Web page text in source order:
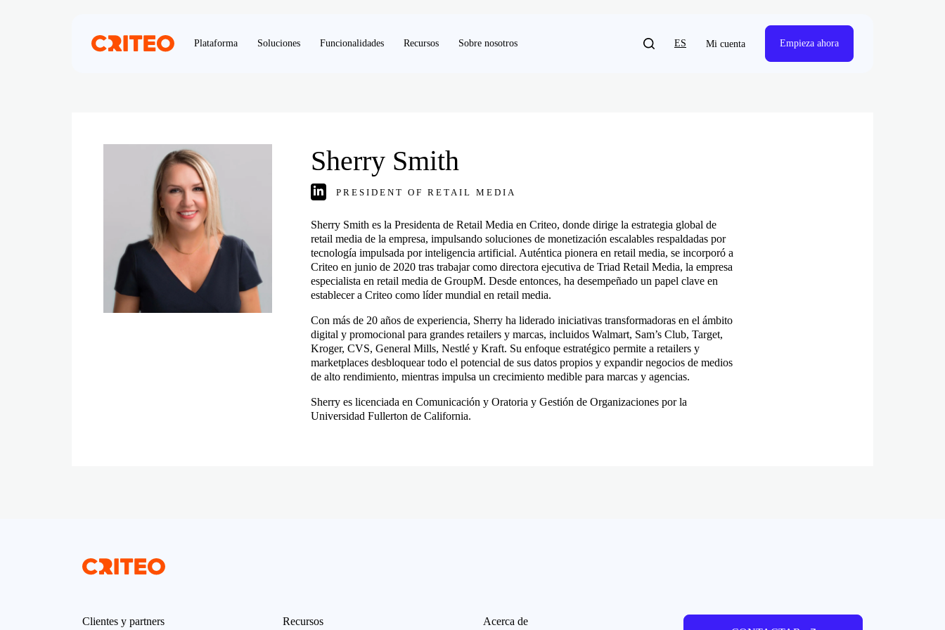
Plataforma Soluciones Funcionalidades Recursos Sobre nosotros ES Mi cuenta Empieza ahora
Sherry Smith
PRESIDENT OF RETAIL MEDIA
Sherry Smith es la Presidenta de Retail Media en Criteo, donde dirige la estrategia global de
retail media de la empresa, impulsando soluciones de monetización escalables respaldadas por
tecnología impulsada por inteligencia artificial. Auténtica pionera en retail media, se incorporó a
Criteo en junio de 2020 tras trabajar como directora ejecutiva de Triad Retail Media, la empresa
especialista en retail media de GroupM. Desde entonces, ha desempeñado un papel clave en
establecer a Criteo como líder mundial en retail media.
Con más de 20 años de experiencia, Sherry ha liderado iniciativas transformadoras en el ámbito
digital y promocional para grandes retailers y marcas, incluidos Walmart, Sam’s Club, Target,
Kroger, CVS, General Mills, Nestlé y Kraft. Su enfoque estratégico permite a retailers y
marketplaces desbloquear todo el potencial de sus datos propios y expandir negocios de medios
de alto rendimiento, mientras impulsa un crecimiento medible para marcas y agencias.
Sherry es licenciada en Comunicación y Oratoria y Gestión de Organizaciones por la
Universidad Fullerton de California.
Clientes y partners Recursos Acerca de